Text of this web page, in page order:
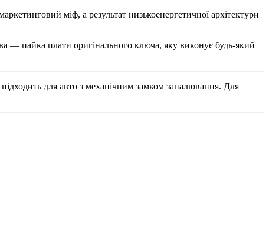
міф, а результат низькоенергетичної архітектури
— пайка плати оригінального ключа, яку виконує будь-який
для авто з механічним замком запалювання. Для